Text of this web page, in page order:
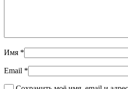
Имя *
Email *